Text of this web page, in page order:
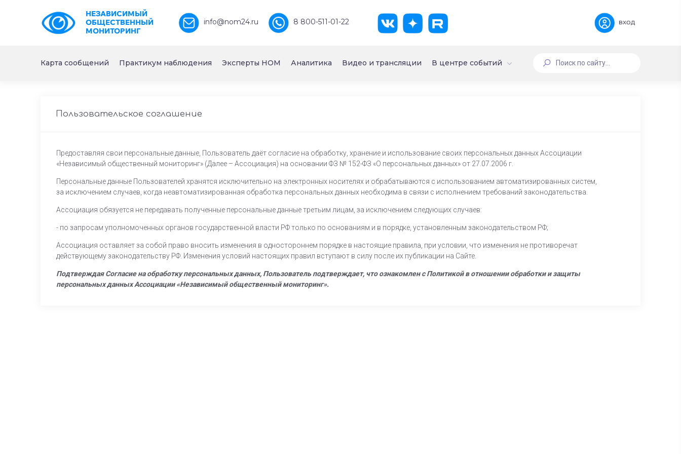
НЕЗАВИСИМЫЙ
ОБЩЕСТВЕННЫЙ
МОНИТОРИНГ
info@nom24.ru 8 800-511-01-22 вход
Карта сообщений Практикум наблюдения Эксперты НОМ Аналитика Видео и трансляции В центре событий
Пользовательское соглашение
Предоставляя свои персональные данные, Пользователь даёт согласие на обработку, хранение и использование своих персональных данных Ассоциации
«Независимый общественный мониторинг» (Далее – Ассоциация) на основании ФЗ № 152-ФЗ «О персональных данных» от 27.07.2006 г.
Персональные данные Пользователей хранятся исключительно на электронных носителях и обрабатываются с использованием автоматизированных систем,
за исключением случаев, когда неавтоматизированная обработка персональных данных необходима в связи с исполнением требований законодательства.
Ассоциация обязуется не передавать полученные персональные данные третьим лицам, за исключением следующих случаев:
- по запросам уполномоченных органов государственной власти РФ только по основаниям и в порядке, установленным законодательством РФ;
Ассоциация оставляет за собой право вносить изменения в одностороннем порядке в настоящие правила, при условии, что изменения не противоречат
действующему законодательству РФ. Изменения условий настоящих правил вступают в силу после их публикации на Сайте.
Подтверждая Согласие на обработку персональных данных, Пользователь подтверждает, что ознакомлен с Политикой в отношении обработки и защиты
персональных данных Ассоциации «Независимый общественный мониторинг».